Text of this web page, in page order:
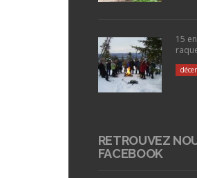
15
RETROUVEZ
FACEBOOK